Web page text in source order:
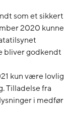
som et sikkert
2020 kunne
bliver godkendt
kun være lovlig
Tilladelse fra
i medfør